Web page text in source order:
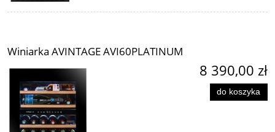
Winiarka AVINTAGE AVI60PLATINUM
8 390,00 zł
do koszyka